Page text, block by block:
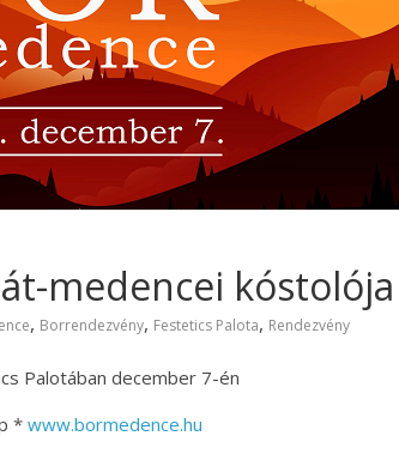
medencei kóstolója
, Borrendezvény, Festetics Palota, Rendezvény
Palotában december 7-én
* www.bormedence.hu